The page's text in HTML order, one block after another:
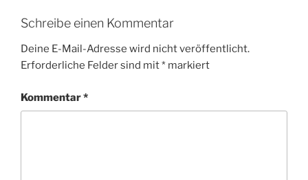
Schreibe einen Kommentar
Deine E-Mail-Adresse wird nicht veröffentlicht.
Erforderliche Felder sind mit* markiert
Kommentar*